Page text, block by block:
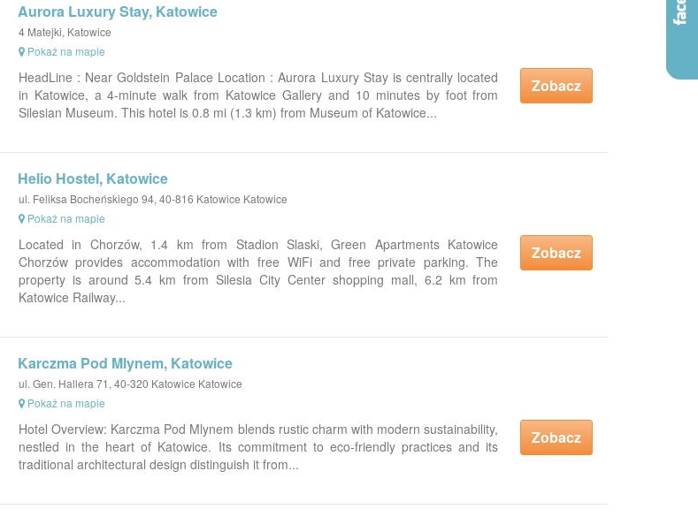
Aurora Luxury Stay, Katowice
4 Matejki, Katowice
Pokaż na mapie
HeadLine : Near Goldstein Palace Location : Aurora Luxury Stay is centrally located
in Katowice, a 4-minute walk from Katowice Gallery and 10 minutes by foot from
Silesian Museum. This hotel is 0.8 mi (1.3 km) from Museum of Katowice...
Zobacz
Helio Hostel, Katowice
ul. Feliksa Bocheńskiego 94, 40-816 Katowice Katowice
Pokaż na mapie
Located in Chorzów, 1.4 km from Stadion Slaski, Green Apartments Katowice
Chorzów provides accommodation with free WiFi and free private parking. The
property is around 5.4 km from Silesia City Center shopping mall, 6.2 km from
Katowice Railway...
Zobacz
Karczma Pod Mlynem, Katowice
ul. Gen. Hallera 71, 40-320 Katowice Katowice
Pokaż na mapie
Hotel Overview: Karczma Pod Mlynem blends rustic charm with modern sustainability,
nestled in the heart of Katowice. Its commitment to eco-friendly practices and its
traditional architectural design distinguish it from...
Zobacz